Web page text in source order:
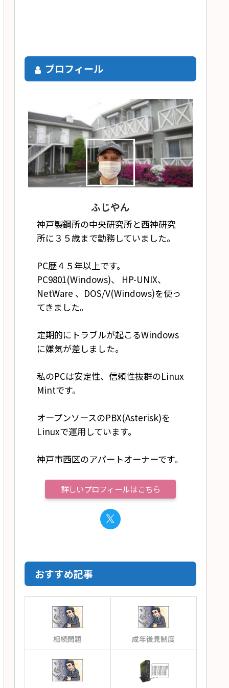
プロフィール
ふじやん
神戸製鋼所の中央研究所と西神研究
所に３５歳まで勤務していました。
PC歴４５年以上です。
PC9801(Windows)、 HP-UNIX、
NetWare 、DOS/V(Windows)を使っ
てきました。
定期的にトラブルが起こるWindows
に嫌気が差しました。
私のPCは安定性、信頼性抜群のLinux
Mintです。
オープンソースのPBX(Asterisk)を
Linuxで運用しています。
神戸市西区のアパートオーナーです。
詳しいプロフィールはこちら
おすすめ記事
相続問題 成年後見制度